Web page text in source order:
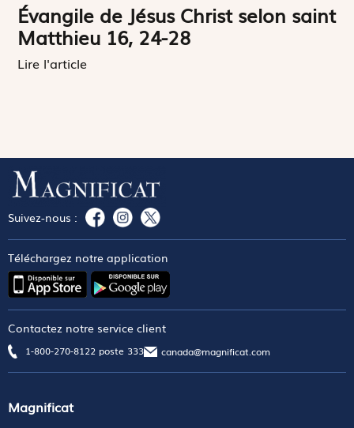
Évangile de Jésus Christ selon saint
Matthieu 16, 24-28
Lire l'article
Suivez-nous :
Téléchargez notre application
Contactez notre service client
1-800-270-8122 poste 333 canada@magnificat.com
Magnificat